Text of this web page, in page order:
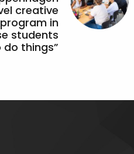
creative
in
students
things”